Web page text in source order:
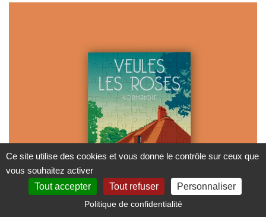
Ce site utilise des cookies et vous donne le contrôle sur ceux que
vous souhaitez activer
Tout accepter
Tout refuser Personnaliser
Politique de confidentialité